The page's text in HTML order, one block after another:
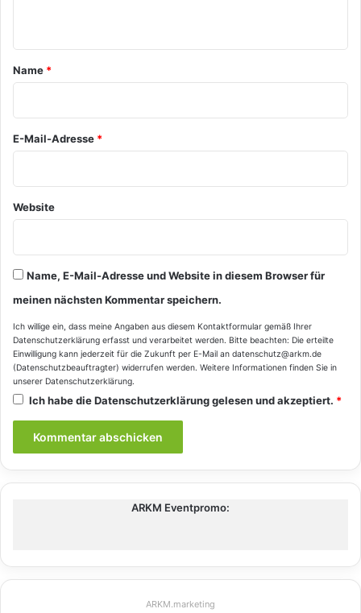
a
*
Name *
E-Mail-Adresse *
Website
Name, E-Mail-Adresse und Website in diesem Browser für
meinen nächsten Kommentar speichern.
Ich willige ein, dass meine Angaben aus diesem Kontaktformular gemäß Ihrer
Datenschutzerklärung erfasst und verarbeitet werden. Bitte beachten: Die erteilte
Einwilligung kann jederzeit für die Zukunft per E-Mail an datenschutz@arkm.de
(Datenschutzbeauftragter) widerrufen werden. Weitere Informationen finden Sie in
unserer Datenschutzerklärung.
Ich habe dieDatenschutzerklärunggelesen und akzeptiert. *
ARKM Eventpromo:
ARKM.marketing